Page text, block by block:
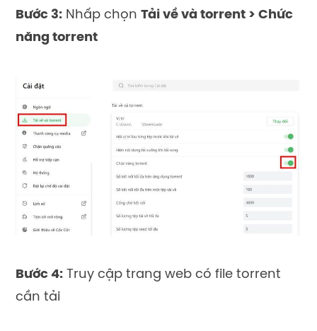
Bước 3: Nhấp chọn Tải về và torrent > Chức
năng torrent
Bước 4: Truy cập trang web có file torrent
cần tải